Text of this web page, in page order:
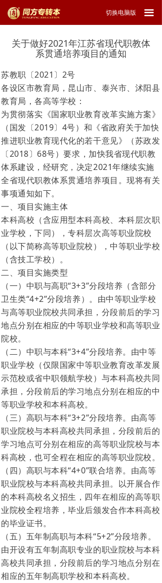
切换电脑版 끀
关于做好2021年江苏省现代职教体
系贯通培养项目的通知
苏教职〔2021〕2号
各设区市教育局，昆山市、泰兴市、沭阳县
教育局，各高等学校：
为贯彻落实《国家职业教育改革实施方案》
（国发〔2019〕4号）和《省政府关于加快
推进职业教育现代化的若干意见》（苏政发
〔2018〕68号）要求，加快我省现代职教
体系建设，经研究，决定2021年继续实施
全省现代职教体系贯通培养项目。现将有关
事项通知如下。
一、项目实施主体
本科高校（含应用型本科高校、本科层次职
业学校，下同），专科层次高等职业院校
（以下简称高等职业院校），中等职业学校
（含技工学校）。
二、项目实施类型
（一）中职与高职“3+3”分段培养（含部分
卫生类“4+2”分段培养）。由中等职业学校
与高等职业院校共同承担，分段前后的学习
地点分别在相应的中等职业学校和高等职业
院校。
（二）中职与本科“3+4”分段培养。由中等
职业学校（仅限国家中等职业教育改革发展
示范校或省中职领航学校）与本科高校共同
承担，分段前后的学习地点分别在相应的中
等职业学校和本科高校。
（三）高职与本科“3+2”分段培养。由高等
职业院校与本科高校共同承担，分段前后的
学习地点可分别在相应的高等职业院校与本
科高校，也可全程在相应的高等职业院校。
（四）高职与本科“4+0”联合培养。由高等
职业院校与本科高校共同承担。以开展合作
的本科高校名义招生，四年在相应的高等职
业院校全程培养，毕业后颁发合作本科高校
的毕业证书。
（五）五年制高职与本科“5+2”分段培养。
由开设有五年制高职专业的职业院校与本科
高校共同承担，分段前后的学习地点分别在
相应的五年制高职学校和本科高校。